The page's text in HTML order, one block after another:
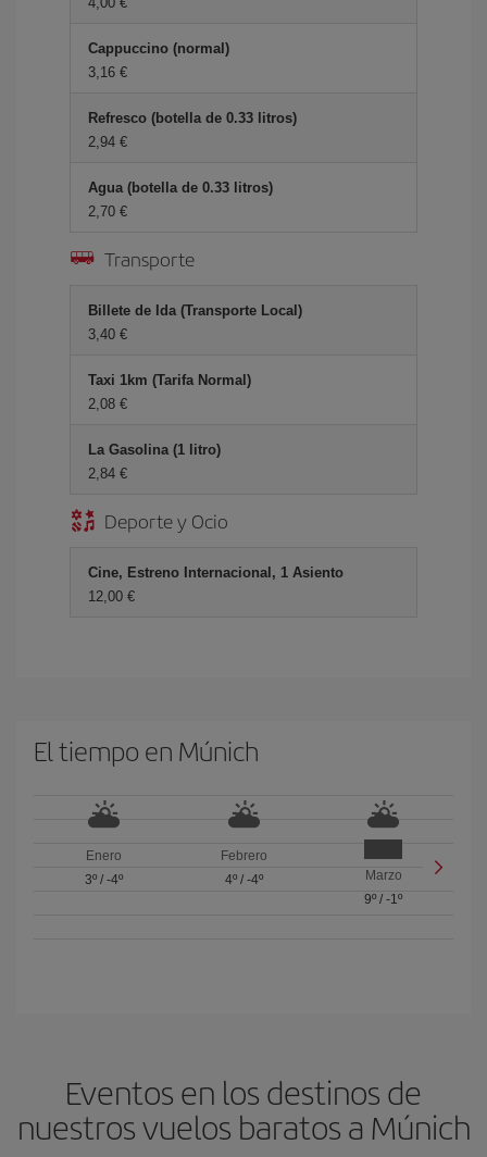
Cappuccino (normal)
3,16 €
Refresco (botella de 0.33 litros)
2,94 €
Agua (botella de 0.33 litros)
2,70 €
Transporte
Billete de Ida (Transporte Local)
3,40 €
Taxi 1km (Tarifa Normal)
2,08 €
La Gasolina (1 litro)
2,84 €
Deporte y Ocio
Cine, Estreno Internacional, 1 Asiento
12,00 €
El tiempo en Múnich
Enero
3º/ -4º
Febrero
4º/ -4º
Marzo
9º /-1º
Eventos en los destinos de
nuestros vuelos baratos a Múnich